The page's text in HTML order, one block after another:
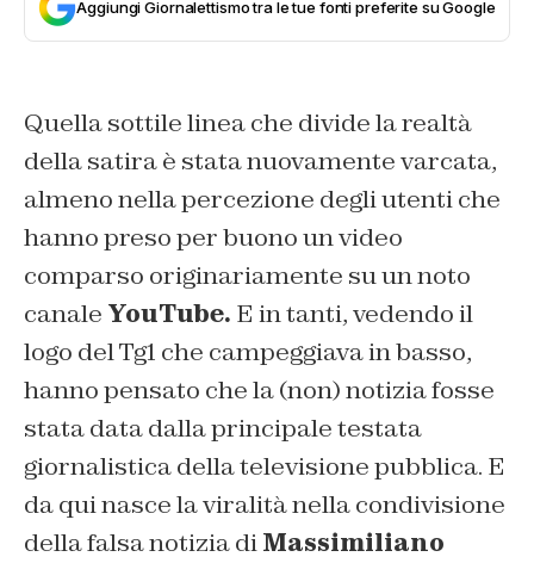
Aggiungi Giornalettismo tra le tue fonti preferite su Google
Quella sottile linea che divide la realtà
della satira è stata nuovamente varcata,
almeno nella percezione degli utenti che
hanno preso per buono un video
comparso originariamente su un noto
canale YouTube. E in tanti, vedendo il
logo del Tg1 che campeggiava in basso,
hanno pensato che la (non) notizia fosse
stata data dalla principale testata
giornalistica della televisione pubblica. E
da qui nasce la viralità nella condivisione
della falsa notizia diMassimiliano